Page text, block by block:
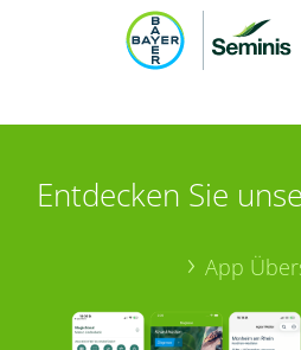
Entdecken Sie
App